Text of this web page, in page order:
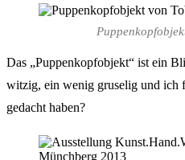
Das „Puppenkopfobjekt“ ist ein
witzig, ein wenig gruselig und ich
gedacht haben?